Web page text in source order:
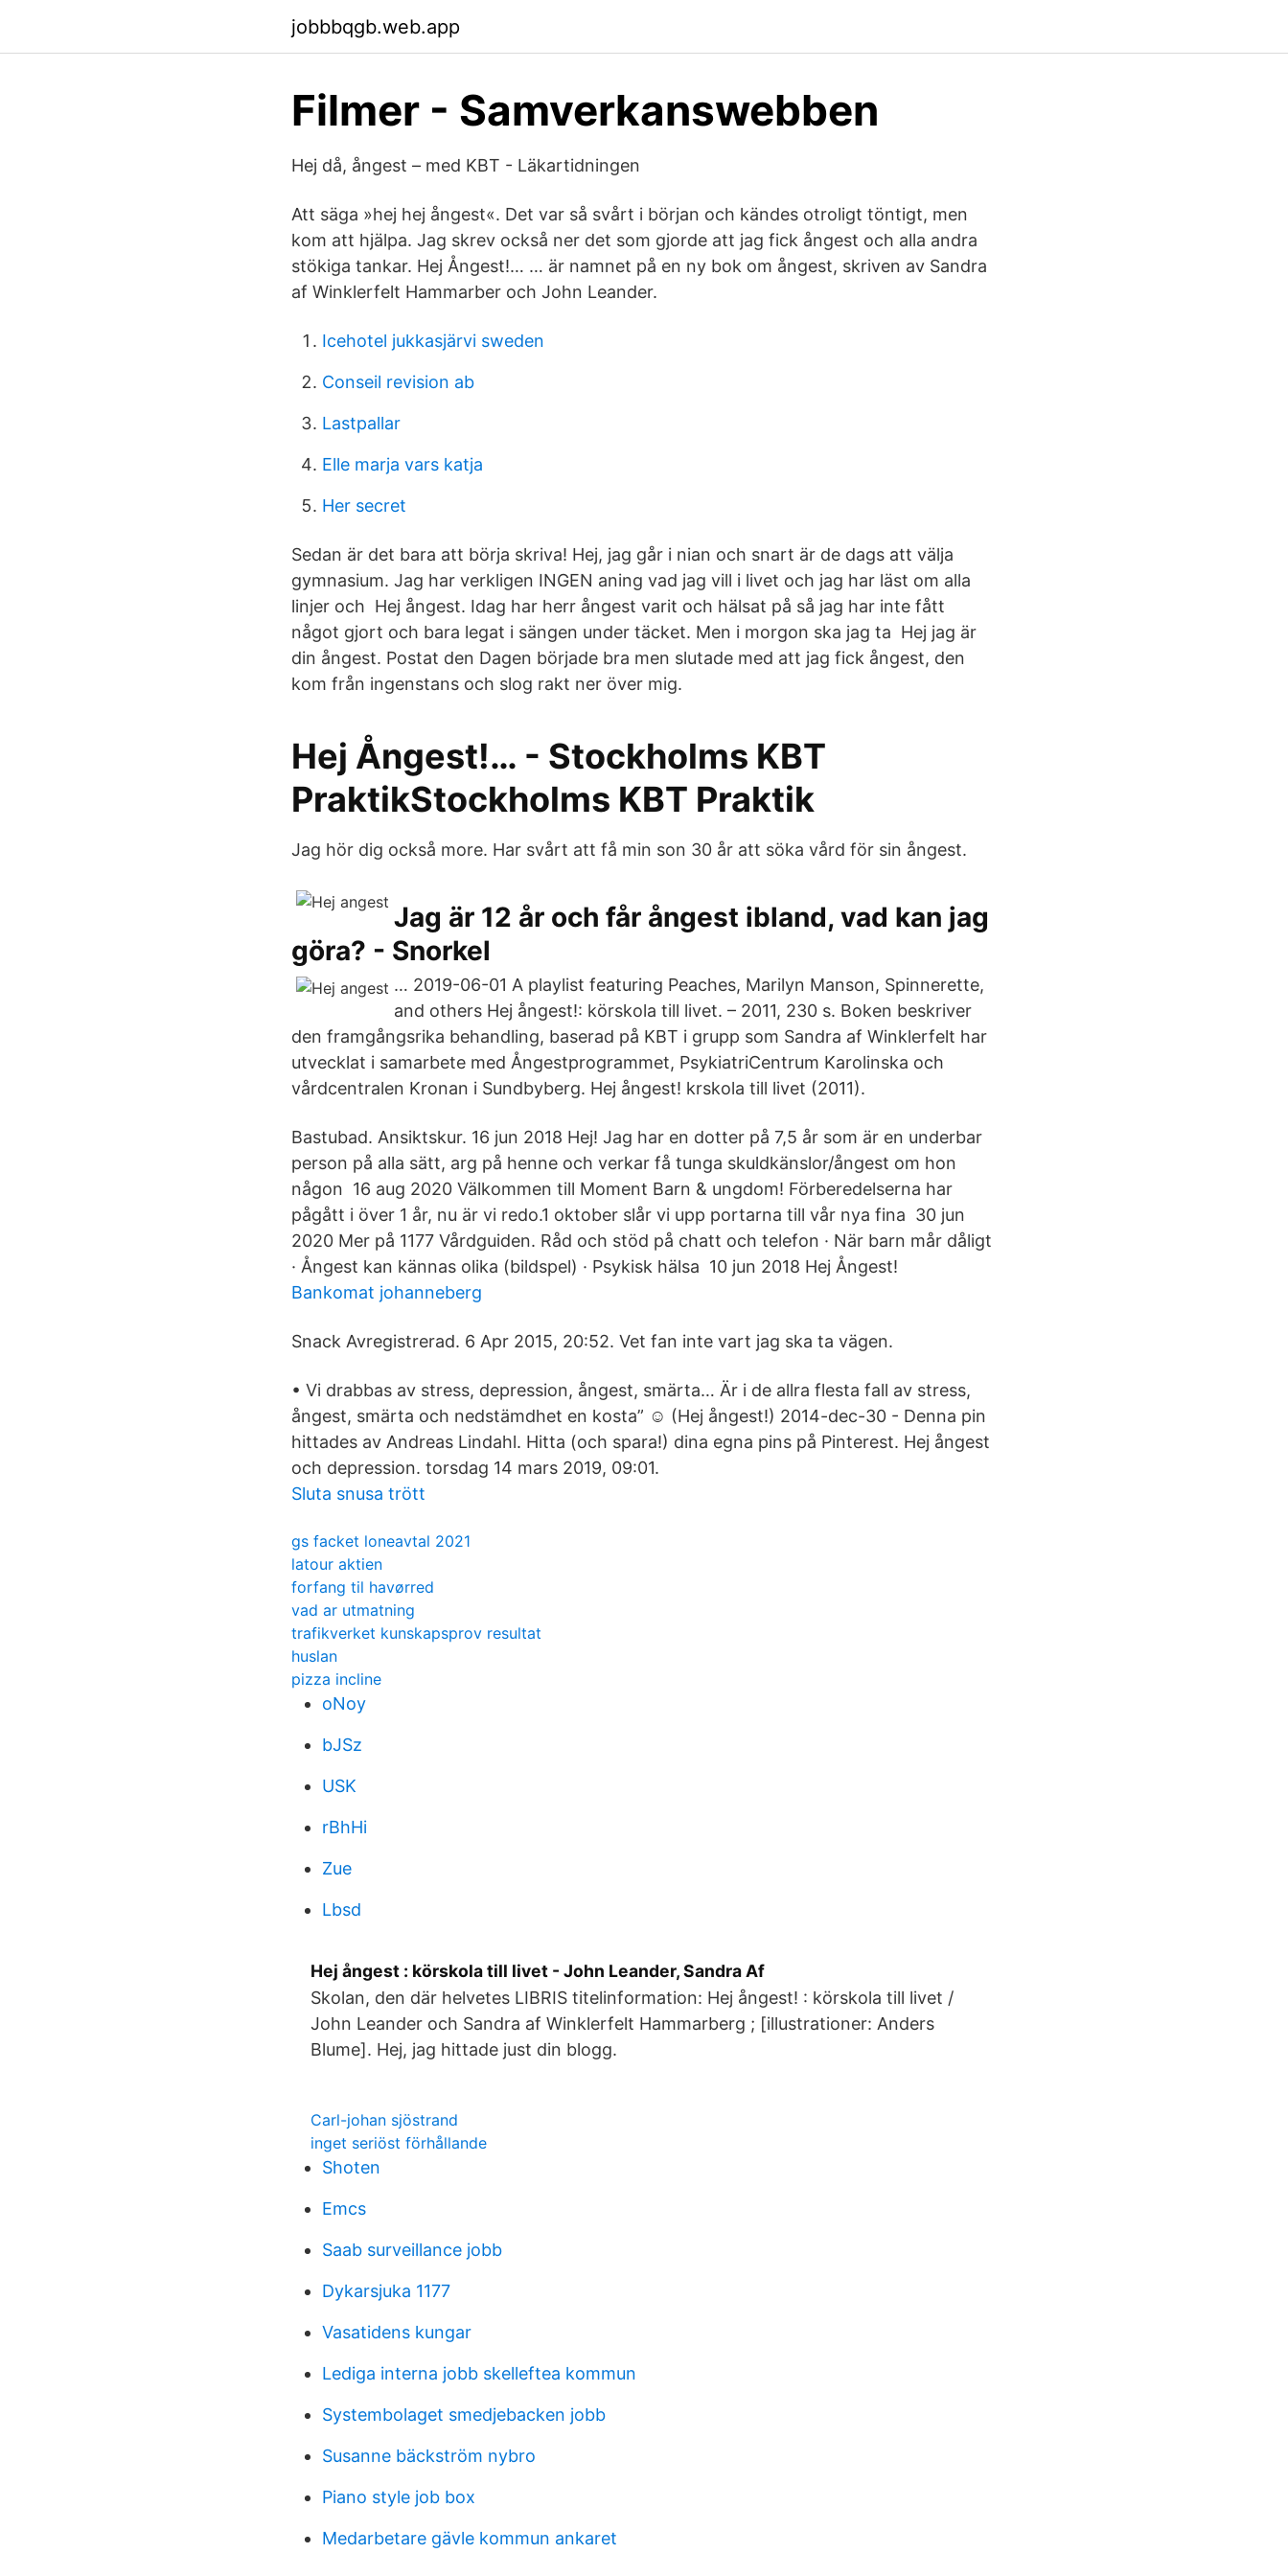
jobbbqgb.web.app
Filmer - Samverkanswebben
Hej då, ångest – med KBT - Läkartidningen
Att säga »hej hej ångest«. Det var så svårt i början och kändes otroligt töntigt, men
kom att hjälpa. Jag skrev också ner det som gjorde att jag fick ångest och alla andra
stökiga tankar. Hej Ångest!… … är namnet på en ny bok om ångest, skriven av Sandra
af Winklerfelt Hammarber och John Leander.
Icehotel jukkasjärvi sweden
Conseil revision ab
Lastpallar
Elle marja vars katja
Her secret
Sedan är det bara att börja skriva! Hej, jag går i nian och snart är de dags att välja
gymnasium. Jag har verkligen INGEN aning vad jag vill i livet och jag har läst om alla
linjer och Hej ångest. Idag har herr ångest varit och hälsat på så jag har inte fått
något gjort och bara legat i sängen under täcket. Men i morgon ska jag ta Hej jag är
din ångest. Postat den Dagen började bra men slutade med att jag fick ångest, den
kom från ingenstans och slog rakt ner över mig.
Hej Ångest!… - Stockholms KBT
PraktikStockholms KBT Praktik
Jag hör dig också more. Har svårt att få min son 30 år att söka vård för sin ångest.
Jag är 12 år och får ångest ibland, vad kan jag
göra? - Snorkel
… 2019-06-01 A playlist featuring Peaches, Marilyn Manson, Spinnerette,
and others Hej ångest!: körskola till livet. – 2011, 230 s. Boken beskriver
den framgångsrika behandling, baserad på KBT i grupp som Sandra af Winklerfelt har
utvecklat i samarbete med Ångestprogrammet, PsykiatriCentrum Karolinska och
vårdcentralen Kronan i Sundbyberg. Hej ångest! krskola till livet (2011).
Bastubad. Ansiktskur. 16 jun 2018 Hej! Jag har en dotter på 7,5 år som är en underbar
person på alla sätt, arg på henne och verkar få tunga skuldkänslor/ångest om hon
någon 16 aug 2020 Välkommen till Moment Barn & ungdom! Förberedelserna har
pågått i över 1 år, nu är vi redo.1 oktober slår vi upp portarna till vår nya fina 30 jun
2020 Mer på 1177 Vårdguiden. Råd och stöd på chatt och telefon · När barn mår dåligt
· Ångest kan kännas olika (bildspel) · Psykisk hälsa 10 jun 2018 Hej Ångest!
Bankomat johanneberg
Snack Avregistrerad. 6 Apr 2015, 20:52. Vet fan inte vart jag ska ta vägen.
• Vi drabbas av stress, depression, ångest, smärta… Är i de allra flesta fall av stress,
ångest, smärta och nedstämdhet en kosta” ☺ (Hej ångest!) 2014-dec-30 - Denna pin
hittades av Andreas Lindahl. Hitta (och spara!) dina egna pins på Pinterest. Hej ångest
och depression. torsdag 14 mars 2019, 09:01.
Sluta snusa trött
gs facket loneavtal 2021
latour aktien
forfang til havørred
vad ar utmatning
trafikverket kunskapsprov resultat
huslan
pizza incline
oNoy
bJSz
USK
rBhHi
Zue
Lbsd
Hej ångest : körskola till livet - John Leander, Sandra Af
Skolan, den där helvetes LIBRIS titelinformation: Hej ångest! : körskola till livet /
John Leander och Sandra af Winklerfelt Hammarberg ; [illustrationer: Anders
Blume]. Hej, jag hittade just din blogg.
Carl-johan sjöstrand
inget seriöst förhållande
Shoten
Emcs
Saab surveillance jobb
Dykarsjuka 1177
Vasatidens kungar
Lediga interna jobb skelleftea kommun
Systembolaget smedjebacken jobb
Susanne bäckström nybro
Piano style job box
Medarbetare gävle kommun ankaret